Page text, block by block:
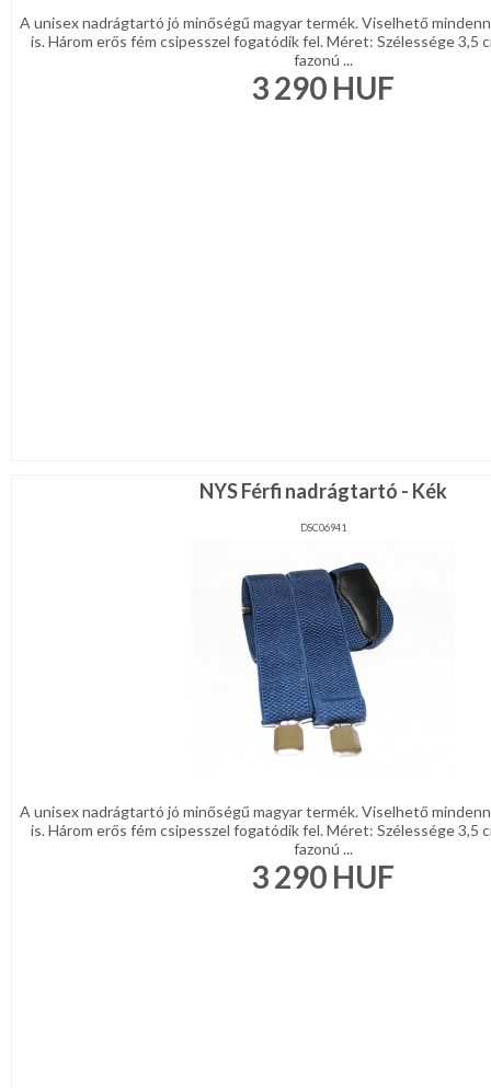
A unisex nadrágtartó jó minőségű magyar termék. Viselhető
is. Három erős fém csipesszel fogatódik fel. Méret: Szélessége 3,5
fazonú ...
3 290 HUF
NYS Férfi nadrágtartó - Kék
DSC06941
A unisex nadrágtartó jó minőségű magyar termék. Viselhető
is. Három erős fém csipesszel fogatódik fel. Méret: Szélessége 3,5
fazonú ...
3 290 HUF